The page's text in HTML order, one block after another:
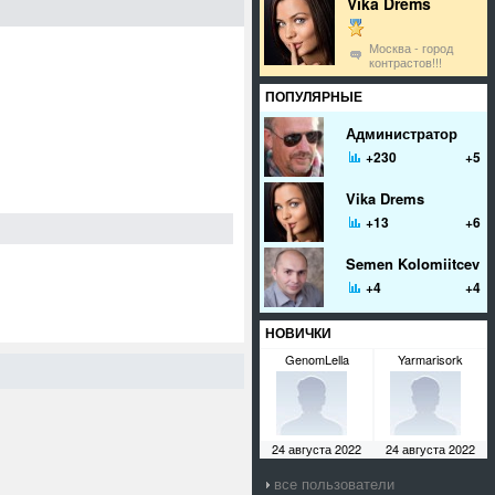
Москва - город
контрастов!!!
ПОПУЛЯРНЫЕ
Администратор
+230 +5
Vika Drems
+13 +6
Semen Kolomiitcev
+4 +4
НОВИЧКИ
GenomLella
24 августа 2022
Yarmarisork
24 августа 2022
все пользователи